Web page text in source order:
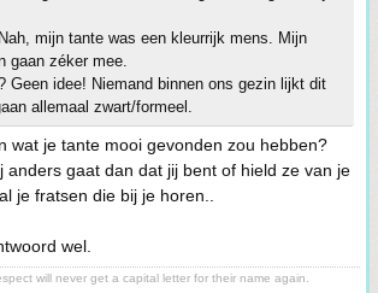
mijn tante was een kleurrijk mens. Mijn
gaan zéker mee.
Geen idee! Niemand binnen ons gezin lijkt dit
allemaal zwart/formeel.
wat je tante mooi gevonden zou hebben?
anders gaat dan dat jij bent of hield ze van je
je fratsen die bij je horen..
wel.
will never get a capital letter for their name again.